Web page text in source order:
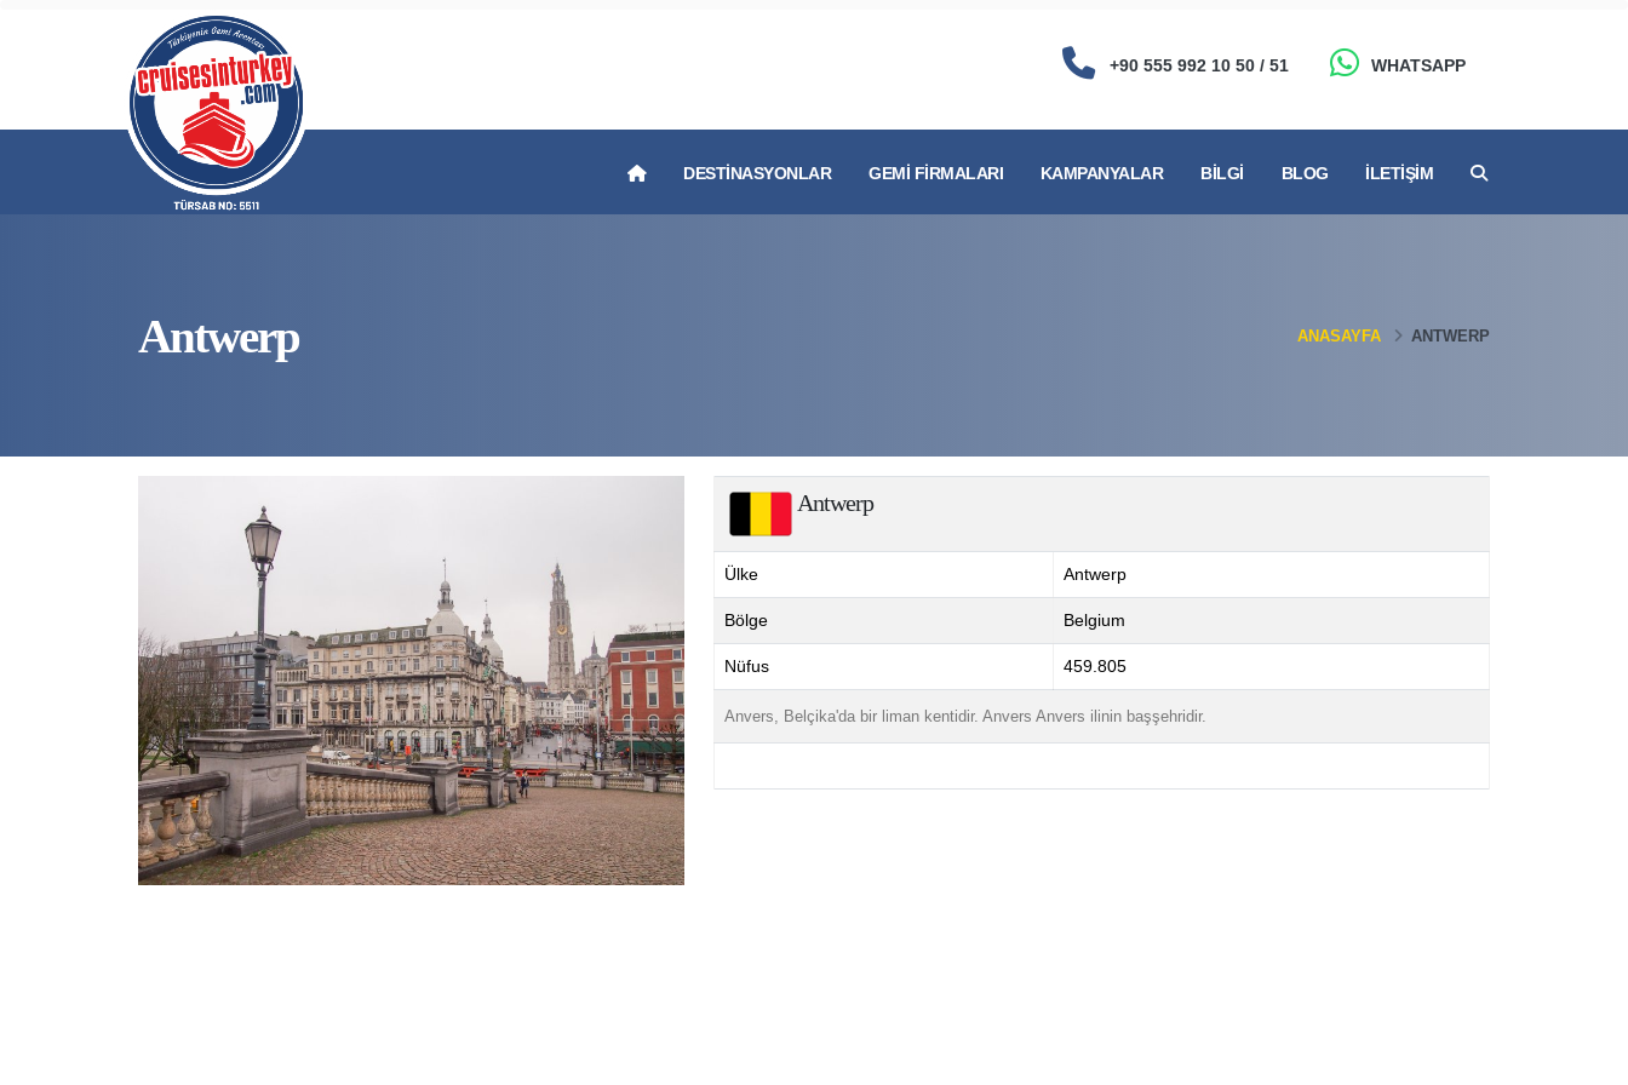
+90 555 992 10 50 / 51 WHATSAPP
DESTINASYONLAR GEMI FIRMALARI KAMPANYALAR BILGI BLOG İLETIŞIM
Antwerp ANASAYFA ANTWERP
Antwerp
Ülke Antwerp
Bölge Belgium
Nüfus 459.805
Anvers, Belçika'da bir liman kentidir. Anvers Anvers ilinin başşehridir.